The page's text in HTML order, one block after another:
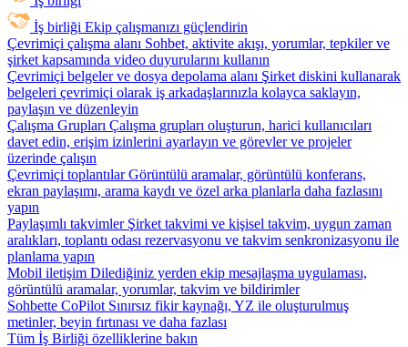
İş birliği Ekip çalışmanızı güçlendirin
Çevrimiçi çalışma alanı Sohbet, aktivite akışı, yorumlar, tepkiler ve
şirket kapsamında video duyurularını kullanın
Çevrimiçi belgeler ve dosya depolama alanı Şirket diskini kullanarak
belgeleri çevrimiçi olarak iş arkadaşlarınızla kolayca saklayın,
paylaşın ve düzenleyin
Çalışma Grupları Çalışma grupları oluşturun, harici kullanıcıları
davet edin, erişim izinlerini ayarlayın ve görevler ve projeler
üzerinde çalışın
Çevrimiçi toplantılar Görüntülü aramalar, görüntülü konferans,
ekran paylaşımı, arama kaydı ve özel arka planlarla daha fazlasını
yapın
Paylaşımlı takvimler Şirket takvimi ve kişisel takvim, uygun zaman
aralıkları, toplantı odası rezervasyonu ve takvim senkronizasyonu ile
planlama yapın
Mobil iletişim Dilediğiniz yerden ekip mesajlaşma uygulaması,
görüntülü aramalar, yorumlar, takvim ve bildirimler
Sohbette CoPilot Sınırsız fikir kaynağı, YZ ile oluşturulmuş
metinler, beyin fırtınası ve daha fazlası
Tüm İş Birliği özelliklerine bakın